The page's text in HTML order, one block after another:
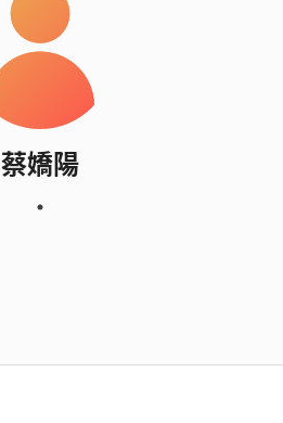
蔡嬌陽